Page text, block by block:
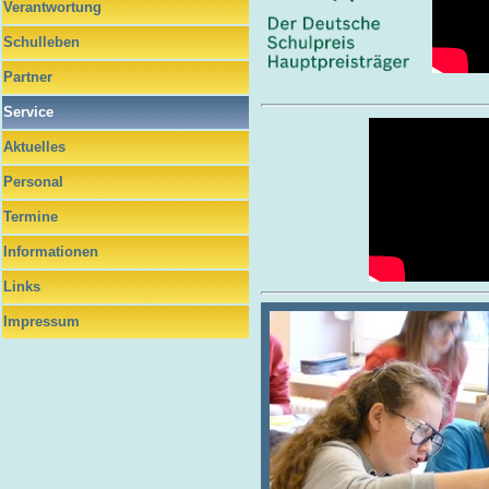
Verantwortung
Schulleben
Partner
Service
Aktuelles
Personal
Termine
Informationen
Links
Impressum